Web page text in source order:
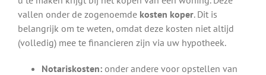
vallen onder de zogenoemde kosten koper. Dit is
belangrijk om te weten, omdat deze kosten niet altijd
(volledig) mee te financieren zijn via uw hypotheek.
Notariskosten: onder andere voor opstellen van